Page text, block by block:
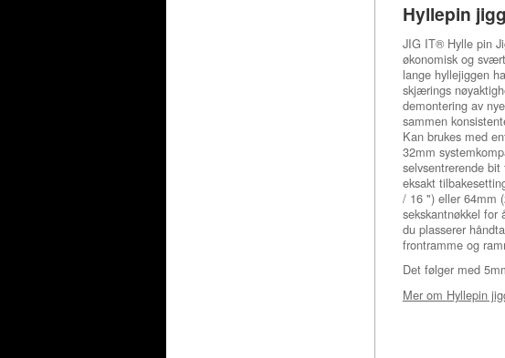
Hyllepin jigg
JIG IT® Hylle pin
økonomisk og
lange hyllejiggen
skjærings
demontering av
sammen
Kan brukes med
32mm
selvsentrerende
eksakt
/ 16 ") eller 64mm
sekskantnøkkel for
du plasserer
frontramme og
Det følger med
Mer om Hyllepin